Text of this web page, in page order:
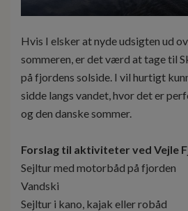
Hvis I elsker at nyde udsigten ud
sommeren, er det værd at tage til
på fjordens solside. I vil hurtigt
sidde langs vandet, hvor det er
og den danske sommer.
Forslag til aktiviteter ved Vejle
Sejltur med motorbåd på fjorden
Vandski
Sejltur i kano, kajak eller robåd